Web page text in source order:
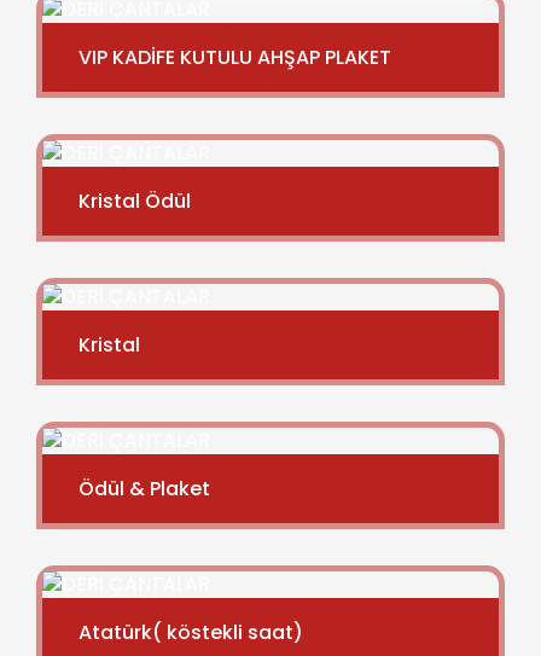
VIP KADİFE KUTULU AHŞAP PLAKET
Kristal Ödül
Kristal
Ödül & Plaket
Atatürk( köstekli saat)